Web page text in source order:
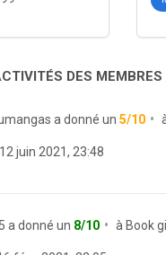
DES
a donné un 5/10
juin 2021, 23:48
a donné un 8/10 à Book